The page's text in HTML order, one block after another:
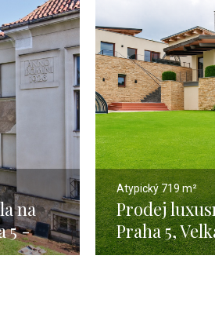
na
5 -
Atypický719 m²
Prodej
Praha 5,
Chuchle -